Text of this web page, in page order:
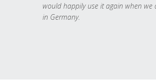
would happily use it again when we
in Germany.